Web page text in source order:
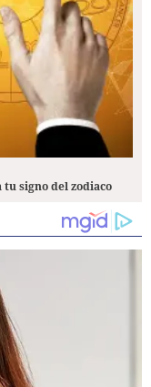
tu signo del zodiaco